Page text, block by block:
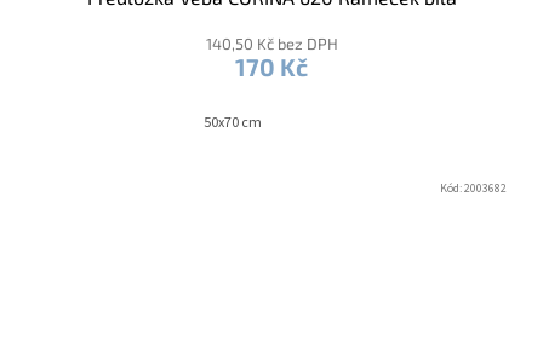
140,50 Kč bez DPH
170 Kč
50x70 cm
Kód:2003682